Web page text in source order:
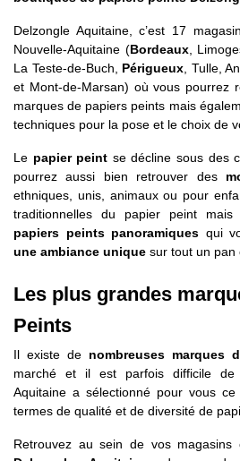
Delzongle Aquitaine, c’est 17
Nouvelle-Aquitaine (Bordeaux,
La Teste-de-Buch, Périgueux , Tulle,
et Mont-de-Marsan) où vous pourrez
marques de papiers peints mais
techniques pour la pose et le choix de
Le papier peint se décline sous des
pourrez aussi bien retrouver des
ethniques, unis, animaux ou pour
traditionnelles du papier peint mais
papiers peints panoramiques qui
une ambiance unique sur tout un pan
Les plus grandes
Peints
Il existe de nombreuses marques
marché et il est parfois difficile de
Aquitaine a sélectionné pour vous
termes de qualité et de diversité de
Retrouvez au sein de vos magasins